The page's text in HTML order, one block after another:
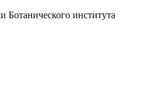
Ботанического института